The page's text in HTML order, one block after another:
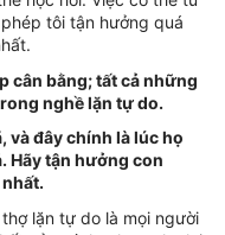
tôi tận hưởng quá
cân bằng; tất cả những
nghề lặn tự do.
và đây chính là lúc họ
Hãy tận hưởng con
lặn tự do là mọi người